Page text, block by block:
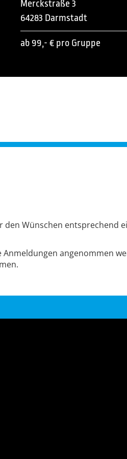
Merckstraße 3
64283 Darmstadt
ab 99,- € pro Gruppe
Wünschen entsprechend
angenommen